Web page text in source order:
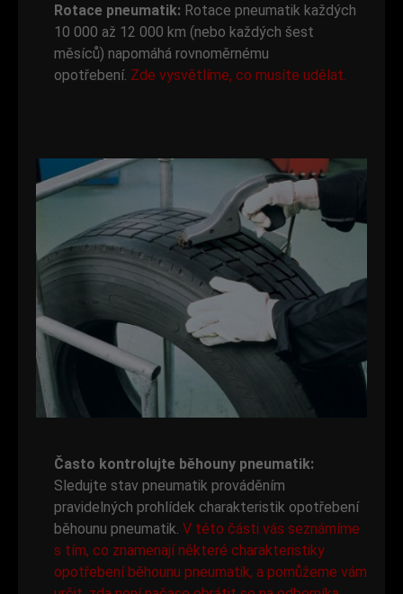
Rotace pneumatik: Rotace pneumatik každých
10 000 až 12 000 km (nebo každých šest
měsíců) napomáhá rovnoměrnému
opotřebení. Zde vysvětlíme, co musíte udělat.
Často kontrolujte běhouny pneumatik:
Sledujte stav pneumatik prováděním
pravidelných prohlídek charakteristik opotřebení
běhounu pneumatik. V této části vás seznámíme
s tím, co znamenají některé charakteristiky
opotřebení běhounu pneumatik, a pomůžeme vám